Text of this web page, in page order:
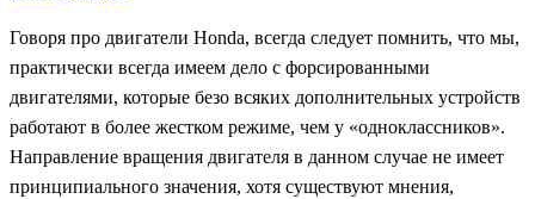
Говоря про двигатели Honda, всегда следует помнить, что мы,
практически всегда имеем дело с форсированными
двигателями, которые безо всяких дополнительных устройств
работают в более жестком режиме, чем у «одноклассников».
Направление вращения двигателя в данном случае не имеет
принципиального значения, хотя существуют мнения,